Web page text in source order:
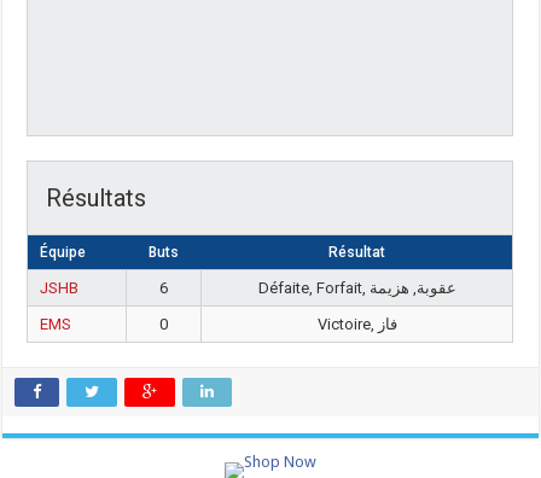
Résultats
Équipe Buts Résultat
JSHB 6
Défaite, Forfait, عقوبة, هزيمة
EMS
0 Victoire, فاز